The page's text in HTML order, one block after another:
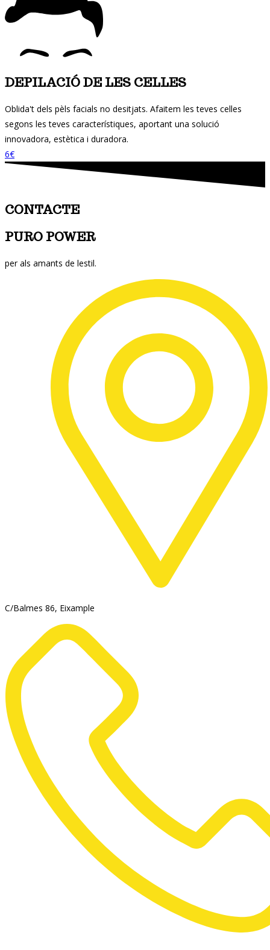
DEPILACIÓ DE LES CELLES
Oblida't dels pèls facials no desitjats. Afaitem les teves celles
segons les teves característiques, aportant una solució
innovadora, estètica i duradora.
6€
CONTACTE
PURO POWER
per als amants de lestil.
C/Balmes 86, Eixample